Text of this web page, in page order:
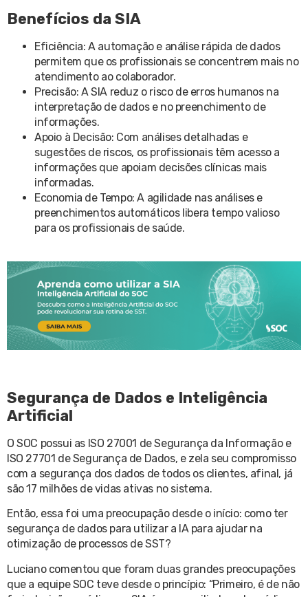
Benefícios da SIA
Eficiência: A automação e análise rápida de dados
permitem que os profissionais se concentrem mais no
atendimento ao colaborador.
Precisão: A SIA reduz o risco de erros humanos na
interpretação de dados e no preenchimento de
informações.
Apoio à Decisão: Com análises detalhadas e
sugestões de riscos, os profissionais têm acesso a
informações que apoiam decisões clínicas mais
informadas.
Economia de Tempo: A agilidade nas análises e
preenchimentos automáticos libera tempo valioso
para os profissionais de saúde.
Segurança de Dados e Inteligência
Artificial
O SOC possui as ISO 27001 de Segurança da Informação e
ISO 27701 de Segurança de Dados, e zela seu compromisso
com a segurança dos dados de todos os clientes, afinal, já
são 17 milhões de vidas ativas no sistema.
Então, essa foi uma preocupação desde o início: como ter
segurança de dados para utilizar a IA para ajudar na
otimização de processos de SST?
Luciano comentou que foram duas grandes preocupações
que a equipe SOC teve desde o princípio: “Primeiro, é de não